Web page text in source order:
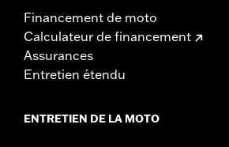
Financement de moto
Calculateur de financement
Assurances
Entretien étendu
ENTRETIEN DE LA MOTO